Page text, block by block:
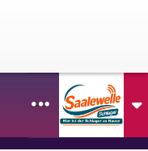
Mimi nie ins Bett